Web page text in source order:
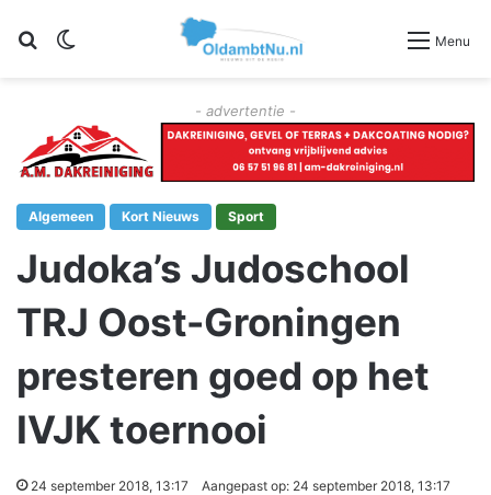
Zoeken Menu
- advertentie -
Algemeen Kort Nieuws Sport
Judoka’s Judoschool
TRJ Oost-Groningen
presteren goed op het
IVJK toernooi
24 september 2018, 13:17 Aangepast op: 24 september 2018, 13:17